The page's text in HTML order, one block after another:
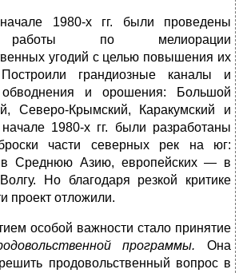
1980-х гг. были проведены
работы по мелиорации
угодий с целью повышения их
грандиозные каналы и
и орошения: Большой
Северо-Крымский, Каракумский и
1980-х гг. были разработаны
части северных рек на юг:
в Среднюю Азию, европейских — в
Но благодаря резкой критике
проект отложили.
особой важности стало принятие
ьственной программы.Она
продовольственный вопрос в